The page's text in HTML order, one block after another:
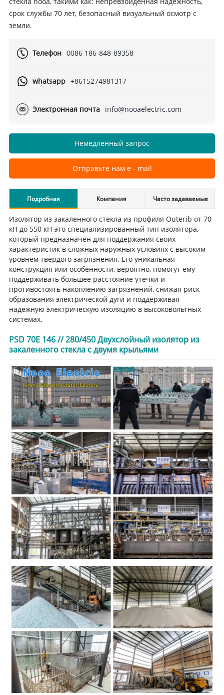
срок службы 70 лет, безопасный визуальный осмотр с
земли.
Телефон 0086 186-848-89358
whatsapp +8615274981317
Электронная почта info@nooaelectric.com
Немедленный запрос
Отправьте нам e - mail
Подробная
информация
Компания Часто задаваемые
вопросы
Изолятор из закаленного стекла из профиля Outerib от 70
кН до 550 кН-это специализированный тип изолятора,
который предназначен для поддержания своих
характеристик в сложных наружных условиях с высоким
уровнем твердого загрязнения. Его уникальная
конструкция или особенности, вероятно, помогут ему
поддерживать большее расстояние утечки и
противостоять накоплению загрязнений, снижая риск
образования электрической дуги и поддерживая
надежную электрическую изоляцию в высоковольтных
системах.
PSD 70E 146 // 280/450 Двухслойный изолятор из
закаленного стекла с двумя крыльями